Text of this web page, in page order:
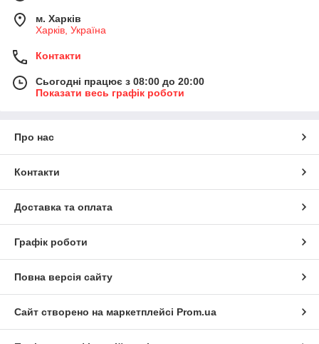
м. Харків
Харків, Україна
Контакти
Сьогодні працює з 08:00 до 20:00
Показати весь графік роботи
Про нас
Контакти
Доставка та оплата
Графік роботи
Повна версія сайту
Сайт створено на маркетплейсі Prom.ua